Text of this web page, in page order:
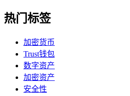
热门标签
加密货币
Trust钱包
数字资产
加密资产
安全性